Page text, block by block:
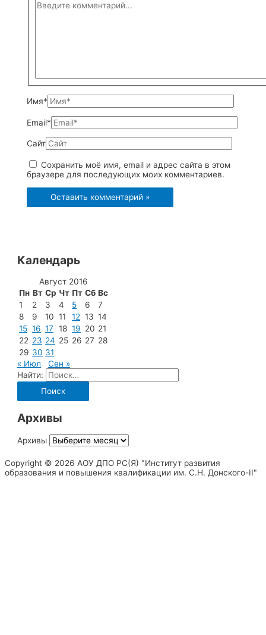
Имя*
Email*
Сайт
Сохранить моё имя, email и адрес сайта в этом
браузере для последующих моих комментариев.
Календарь
Август 2016
Пн Вт Ср Чт Пт Сб Вс
1
2 3 4 5 6
7
8
9 10 11 12 13 14
15 16 17 18 19 20 21
22 23 24 25 26 27 28
29 30 31
« Июл
Сен »
Найти:
Архивы
Архивы
Copyright © 2026 АОУ ДПО РС(Я) "Институт развития
образования и повышения квалификации им. С.Н. Донского-II"